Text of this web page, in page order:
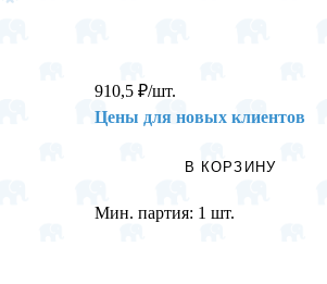
910,5₽/шт.
Цены для новых клиентов
В КОРЗИНУ
Мин. партия: 1 шт.